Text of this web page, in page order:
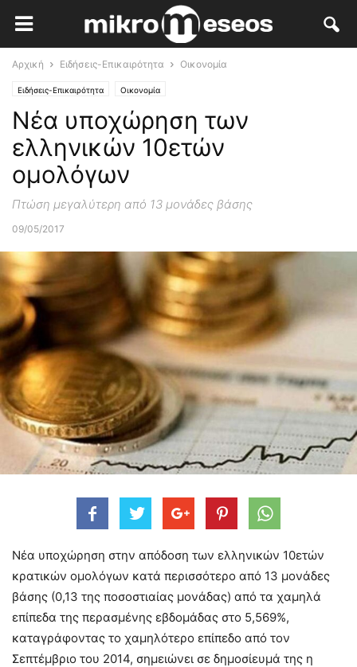
Αρχική Ειδήσεις-Επικαιρότητα Οικονομία
Ειδήσεις-Επικαιρότητα Οικονομία
Νέα υποχώρηση των
ελληνικών 10ετών
ομολόγων
Πτώση μεγαλύτερη από 13 μονάδες βάσης
09/05/2017
Νέα υποχώρηση στην απόδοση των ελληνικών 10ετών
κρατικών ομολόγων κατά περισσότερο από 13 μονάδες
βάσης (0,13 της ποσοστιαίας μονάδας) από τα χαμηλά
επίπεδα της περασμένης εβδομάδας στο 5,569%,
καταγράφοντας το χαμηλότερο επίπεδο από τον
Σεπτέμβριο του 2014, σημειώνει σε δημοσίευμά της η